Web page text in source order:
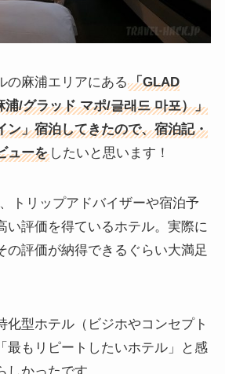
の麻浦エリアにある 「GLAD
浦/グラッド マポ/글래드 마포）」
ン」宿泊してきたので、宿泊記・
ューをしたいと思います！
、トリップアドバイザーや宿泊予
い評価を得ているホテル。実際に
の評価が納得できるぐらい大満足
化型ホテル（ビジホやコンセプト
「最もリピートしたいホテル」と感